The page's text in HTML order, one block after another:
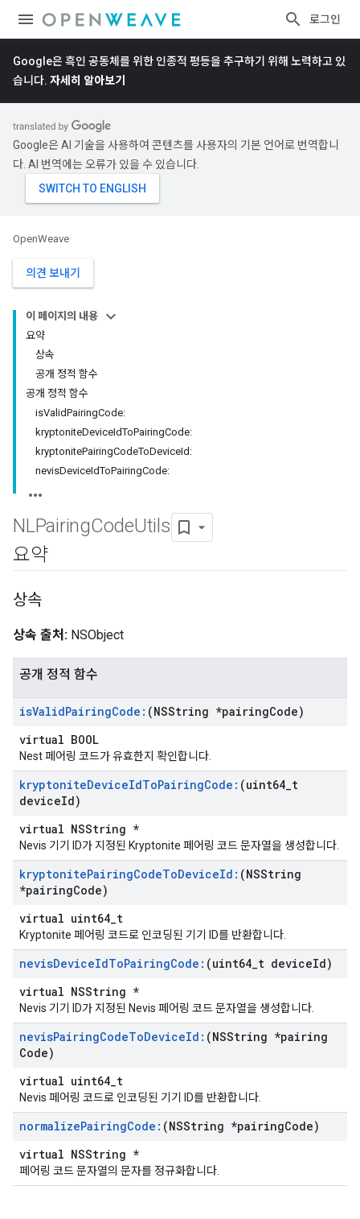
로그인
Google은 흑인 공동체를 위한 인종적 평등을 추구하기 위해 노력하고 있
습니다. 자세히 알아보기
Google은 AI 기술을 사용하여 콘텐츠를 사용자의 기본 언어로 번역합니
다. AI 번역에는 오류가 있을 수 있습니다.
OpenWeave
의견 보내기
이 페이지의 내용
요약
상속
공개 정적 함수
공개 정적 함수
isValidPairingCode:
kryptoniteDeviceIdToPairingCode:
kryptonitePairingCodeToDeviceId:
nevisDeviceIdToPairingCode:
NLPairingCodeUtils
요약
상속
상속 출처: NSObject
공개 정적 함수
isValidPairingCode: (NSString *pairingCode)
virtual BOOL
Nest 페어링 코드가 유효한지 확인합니다.
kryptoniteDeviceIdToPairingCode: (uint64 t
deviceId)
virtual NSString *
Nevis 기기 ID가 지정된 Kryptonite 페어링 코드 문자열을 생성합니다.
kryptonitePairingCodeToDeviceId: (NSString
*pairingCode)
virtual uint64_t
Kryptonite 페어링 코드로 인코딩된 기기 ID를 반환합니다.
nevisDeviceIdToPairingCode: (uint64 t deviceId)
virtual NSString *
Nevis 기기 ID가 지정된 Nevis 페어링 코드 문자열을 생성합니다.
nevisPairingCodeToDeviceId: (NSString *pairing
Code)
virtual uint64_t
Nevis 페어링 코드로 인코딩된 기기 ID를 반환합니다.
normalizePairingCode: (NSString *pairingCode)
virtual NSString *
페어링 코드 문자열의 문자를 정규화합니다.